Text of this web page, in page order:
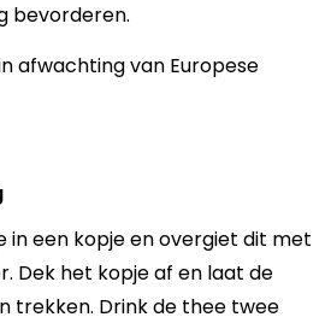
bevorderen.
afwachting van Europese
in een kopje en overgiet dit met
Dek het kopje af en laat de
trekken. Drink de thee twee